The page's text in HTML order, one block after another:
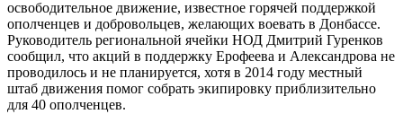
освободительное движение, известное горячей поддержкой
ополченцев и добровольцев, желающих воевать в Донбассе.
Руководитель региональной ячейки НОД Дмитрий Гуренков
сообщил, что акций в поддержку Ерофеева и Александрова не
проводилось и не планируется, хотя в 2014 году местный
штаб движения помог собрать экипировку приблизительно
для 40 ополченцев.